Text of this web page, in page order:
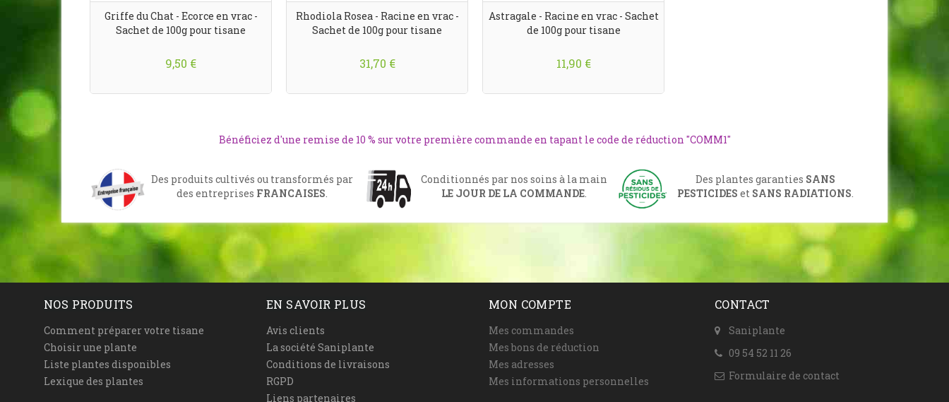
Griffe du Chat - Ecorce en vrac -
Sachet de 100g pour tisane
9,50 €
Rhodiola Rosea - Racine en vrac -
Sachet de 100g pour tisane
31,70 €
Astragale - Racine en vrac - Sachet
de 100g pour tisane
11,90 €
Bénéficiez d'une remise de 10 % sur votre première commande en tapant le code de réduction "COMM1"
Des produits cultivés ou transformés par
des entreprises FRANCAISES.
Conditionnés par nos soins à la main
LE JOUR DE LA COMMANDE.
Des plantes garanties SANS
PESTICIDES et SANS RADIATIONS.
NOS PRODUITS
Comment préparer votre tisane
Choisir une plante
Liste plantes disponibles
Lexique des plantes
EN SAVOIR PLUS
Avis clients
La société Saniplante
Conditions de livraisons
RGPD
Liens partenaires
MON COMPTE
Mes commandes
Mes bons de réduction
Mes adresses
Mes informations personnelles
CONTACT
Saniplante
09 54 52 11 26
Formulaire de contact